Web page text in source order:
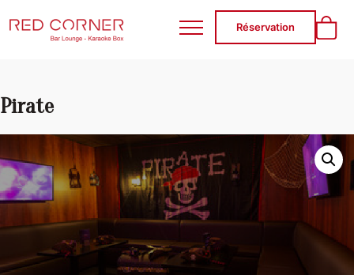
RED CORNER
Réservation
Pirate